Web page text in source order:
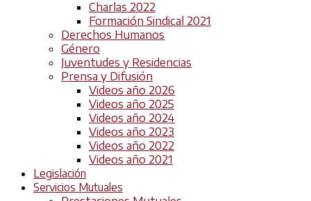
Charlas 2022
Formación Sindical 2021
Derechos Humanos
Género
Juventudes y Residencias
Prensa y Difusión
Videos año 2026
Videos año 2025
Videos año 2024
Videos año 2023
Videos año 2022
Videos año 2021
Legislación
Servicios Mutuales